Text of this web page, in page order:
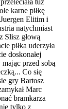
tuż
karne piłkę
Elitim i
natychmiast
Slisz głową
piłka uderzyła
doskonałej
przed sobą
Co się
gry Bartosz
Marc
bramkarza
tylko z